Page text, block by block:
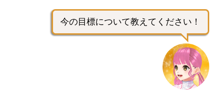
今の目標について教えてください！